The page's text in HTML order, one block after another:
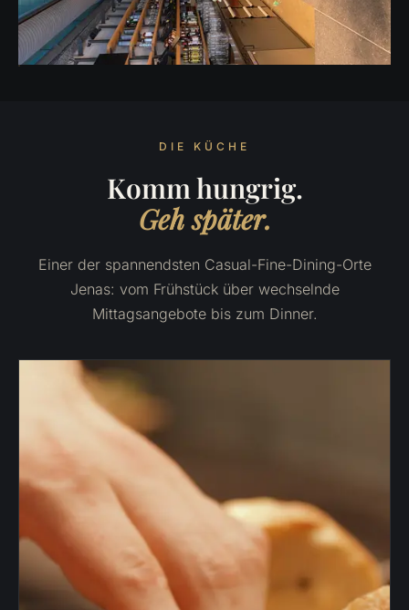
DIE KÜCHE
Komm hungrig.
Geh später.
Einer der spannendsten Casual-Fine-Dining-Orte
Jenas: vom Frühstück über wechselnde
Mittagsangebote bis zum Dinner.